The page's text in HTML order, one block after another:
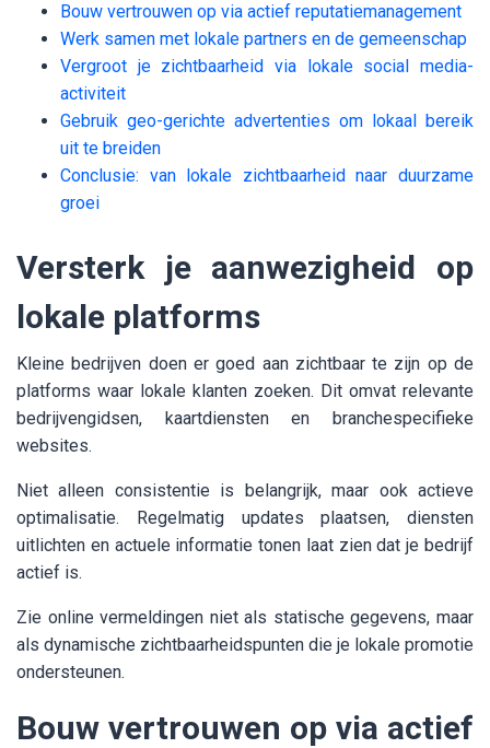
Bouw vertrouwen op via actief reputatiemanagement
Werk samen met lokale partners en de gemeenschap
Vergroot je zichtbaarheid via lokale social media-
activiteit
Gebruik geo-gerichte advertenties om lokaal bereik
uit te breiden
Conclusie: van lokale zichtbaarheid naar duurzame
groei
Versterk je aanwezigheid op
lokale platforms
Kleine bedrijven doen er goed aan zichtbaar te zijn op de
platforms waar lokale klanten zoeken. Dit omvat relevante
bedrijvengidsen, kaartdiensten en branchespecifieke
websites.
Niet alleen consistentie is belangrijk, maar ook actieve
optimalisatie. Regelmatig updates plaatsen, diensten
uitlichten en actuele informatie tonen laat zien dat je bedrijf
actief is.
Zie online vermeldingen niet als statische gegevens, maar
als dynamische zichtbaarheidspunten die je lokale promotie
ondersteunen.
Bouw vertrouwen op via actief